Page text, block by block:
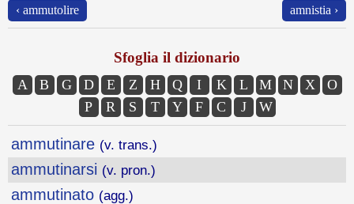
‹ ammutolire amnistia ›
Sfoglia il dizionario
A B G D E Z H Q I K L M N X
O
P
R S T Y F C J W
ammutinare (v. trans.)
ammutinarsi (v. pron.)
ammutinato (agg.)